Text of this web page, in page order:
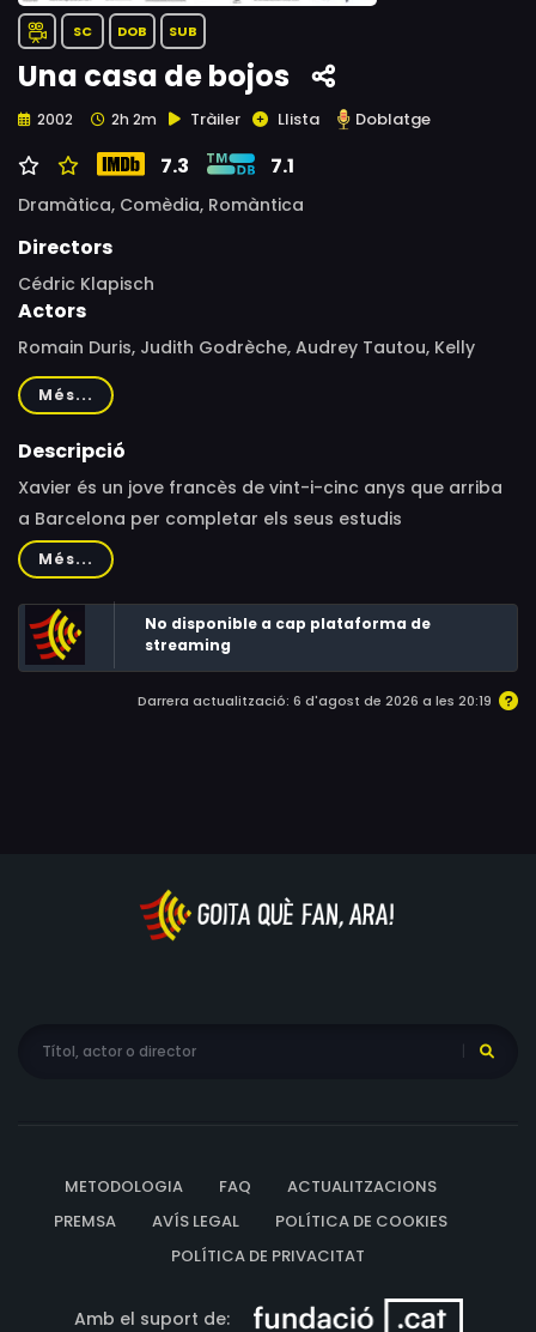
SC DOB SUB
Una casa de bojos
2002 2h 2m Tràiler Llista Doblatge
7.3 7.1
Dramàtica, Comèdia, Romàntica
Directors
Cédric Klapisch
Actors
Romain Duris, Judith Godrèche, Audrey Tautou, Kelly
Reilly, Cécile de France, Cristina Brondo, Federico D'Anna,
Barnaby Metschurat, Christian Pagh, Martine Demaret,
Javier Coromina, Jacno, Kevin Bishop, Xavier de
Goldberg, Olivier Raynal, Paulina Gálvez, Cédric Klapisch,
Zinedine Soualem
Més...
Descripció
Xavier és un jove francès de vint-i-cinc anys que arriba
a Barcelona per completar els seus estudis
d’econòmiques i aprendre espanyol. Allà s’instal·la en un
pis compartit amb altres set persones, cadascuna d’un
país diferent.
Més...
No disponible a cap plataforma de
streaming
Darrera actualització: 6 d'agost de 2026 a les 20:19
METODOLOGIA FAQ
ACTUALITZACIONS
PREMSA
AVÍS LEGAL
POLÍTICA DE COOKIES
POLÍTICA DE PRIVACITAT
Amb el suport de: